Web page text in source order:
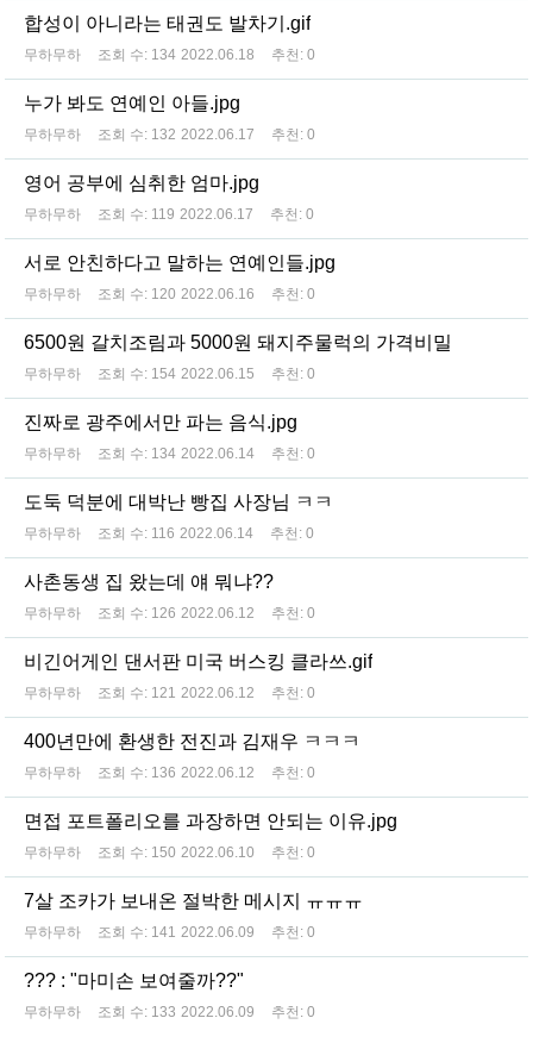
합성이 아니라는 태권도 발차기.gif
무하무하 조회 수: 134 2022.06.18 추천: 0
누가 봐도 연예인 아들.jpg
무하무하 조회 수: 132 2022.06.17 추천: 0
영어 공부에 심취한 엄마.jpg
무하무하 조회 수: 119 2022.06.17 추천: 0
서로 안친하다고 말하는 연예인들.jpg
무하무하 조회 수: 120 2022.06.16 추천: 0
6500원 갈치조림과 5000원 돼지주물럭의 가격비밀
무하무하 조회 수: 154 2022.06.15 추천: 0
진짜로 광주에서만 파는 음식.jpg
무하무하 조회 수: 134 2022.06.14 추천: 0
도둑 덕분에 대박난 빵집 사장님 ㅋㅋ
무하무하 조회 수: 116 2022.06.14 추천: 0
사촌동생 집 왔는데 얘 뭐냐??
무하무하 조회 수: 126 2022.06.12 추천: 0
비긴어게인 댄서판 미국 버스킹 클라쓰.gif
무하무하 조회 수: 121 2022.06.12 추천: 0
400년만에 환생한 전진과 김재우 ㅋㅋㅋ
무하무하 조회 수: 136 2022.06.12 추천: 0
면접 포트폴리오를 과장하면 안되는 이유.jpg
무하무하 조회 수: 150 2022.06.10 추천: 0
7살 조카가 보내온 절박한 메시지 ㅠㅠㅠ
무하무하 조회 수: 141 2022.06.09 추천: 0
??? : "마미손 보여줄까??"
무하무하 조회 수: 133 2022.06.09 추천: 0